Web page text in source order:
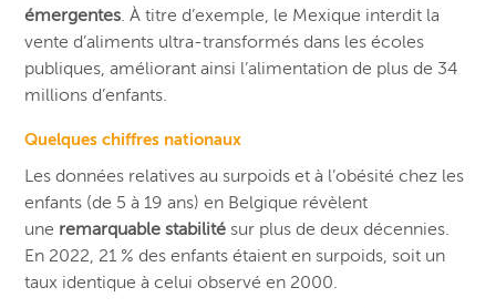
émergentes. À titre d’exemple, le Mexique interdit la
vente d’aliments ultra-transformés dans les écoles
publiques, améliorant ainsi l’alimentation de plus de 34
millions d’enfants.
Quelques chiffres nationaux
Les données relatives au surpoids et à l’obésité chez les
enfants (de 5 à 19 ans) en Belgique révèlent
une remarquable stabilité sur plus de deux décennies.
En 2022, 21 % des enfants étaient en surpoids, soit un
taux identique à celui observé en 2000.